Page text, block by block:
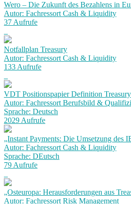
Wero – Die Zukunft des Bezahlens in
Autor: Fachressort Cash & Liquidity
37 Aufrufe
Notfallplan Treasury
Autor: Fachressort Cash & Liquidity
133 Aufrufe
VDT Positionspapier Definition Treasury
Autor: Fachressort Berufsbild &
Sprache: Deutsch
2029 Aufrufe
„Instant Payments: Die Umsetzung des
Autor: Fachressort Cash & Liquidity
Sprache: DEutsch
79 Aufrufe
„Osteuropa: Herausforderungen aus
Autor: Fachressort Risk Management